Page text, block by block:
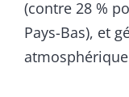
(contre 28 %
Pays-Bas), et